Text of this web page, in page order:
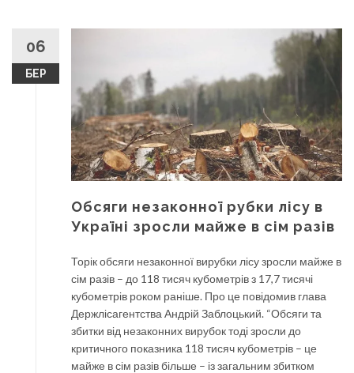
06
БЕР
Обсяги незаконної рубки лісу в
Україні зросли майже в сім разів
Торік обсяги незаконної вирубки лісу зросли майже в
сім разів – до 118 тисяч кубометрів з 17,7 тисячі
кубометрів роком раніше. Про це повідомив глава
Держлісагентства Андрій Заблоцький. “Обсяги та
збитки від незаконних вирубок тоді зросли до
критичного показника 118 тисяч кубометрів – це
майже в сім разів більше – із загальним збитком